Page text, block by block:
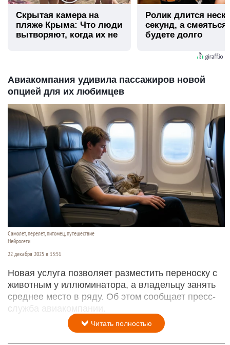
Скрытая камера на
пляже Крыма: Что люди
вытворяют, когда их не
Ролик длится
секунд, а
будете долго
Авиакомпания удивила пассажиров новой
опцией для их любимцев
Самолет, перелет, питомец, путешествие
Нейросети
22 декабря 2025 в 13:51
Новая услуга позволяет разместить переноску с
животным у иллюминатора, а владельцу занять
среднее место в ряду. Об этом сообщает пресс-
служба авиакомпании.
Читать полностью